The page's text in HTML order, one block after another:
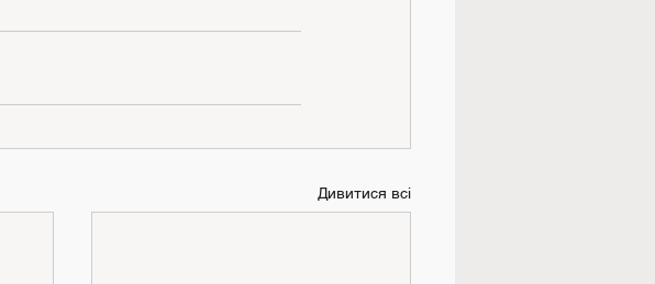
Дивитися всі